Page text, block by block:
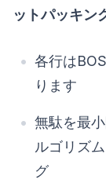
ットパッキン
各行は
ります
無駄を最
ルゴリズ
グ